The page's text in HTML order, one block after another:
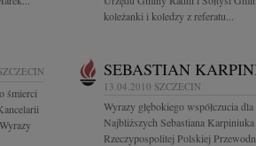
koleżanki i koledzy z referatu...
śmierci
SEBASTIAN
13.04.2010 SZCZECIN
Wyrazy głębokiego współczucia
Najbliższych Sebastiana Karpiniuka
Rzeczypospolitej Polskiej